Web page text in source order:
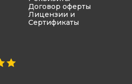
Договор оферты
Лицензии и
Сертификаты